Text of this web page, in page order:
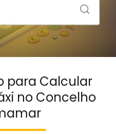
para Calcular
no Concelho